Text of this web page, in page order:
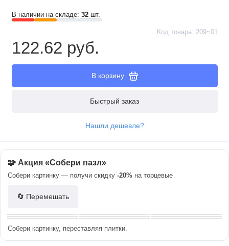
В наличии на складе: 32шт.
Код товара: 209~01
122.62 руб.
В корзину
Быстрый заказ
Нашли дешевле?
🧩 Акция «Собери пазл»
Собери картинку — получи скидку -20% на торцевые
🔄 Перемешать
Собери картинку, переставляя плитки.